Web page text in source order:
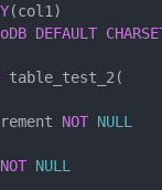
(col1)
DEFAULT
table_test_2(
NOT NULL
NOT NULL